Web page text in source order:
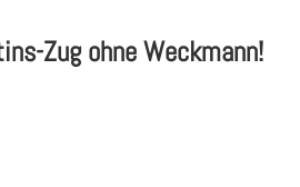
Zug ohne Weckmann!